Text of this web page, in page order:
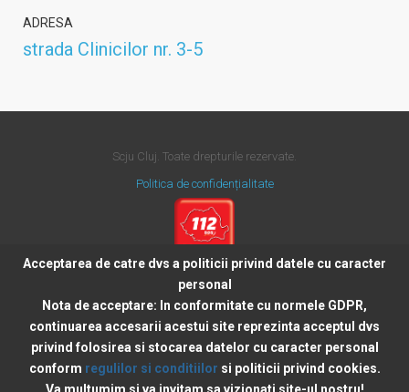
ADRESA
strada Clinicilor nr. 3-5
Scju Cluj. Toate drepturile rezervate.
Politica de confidențialitate
Acceptarea de catre dvs a politicii privind datele cu caracter
personal
Nota de acceptare: In conformitate cu normele GDPR,
continuarea accesarii acestui site reprezinta acceptul dvs
privind folosirea si stocarea datelor cu caracter personal
conform regulilor si conditiilor si politicii privind cookies.